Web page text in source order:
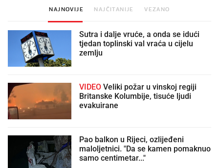
NAJNOVIJE NAJČITANIJE VEZANO
Sutra i dalje vruće, a onda se idući
tjedan toplinski val vraća u cijelu
zemlju
VIDEO
Britanske Kolumbije, tisuće ljudi
evakuirane
Pao balkon u Rijeci, ozlijeđeni
maloljetnici. "Da se kamen pomaknuo
samo centimetar..."